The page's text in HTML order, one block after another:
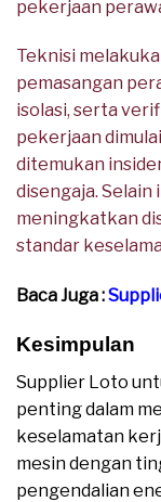
pekerjaan
Teknisi
pemasangan
isolasi, serta
pekerjaan
ditemukan
disengaja. Selain
meningkatkan
standar
Baca Juga :
Kesimpulan
Supplier Loto
penting dalam
keselamatan
mesin dengan
pengendalian